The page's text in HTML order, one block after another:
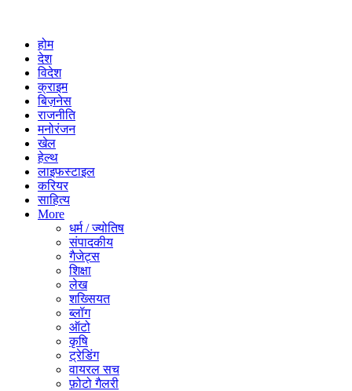
होम
देश
विदेश
क्राइम
बिज़नेस
राजनीति
मनोरंजन
खेल
हेल्थ
लाइफस्टाइल
करियर
साहित्य
More
धर्म / ज्योतिष
संपादकीय
गैजेट्स
शिक्षा
लेख
शख्सियत
ब्लॉग
ऑटो
कृषि
ट्रेडिंग
वायरल सच
फ़ोटो गैलरी